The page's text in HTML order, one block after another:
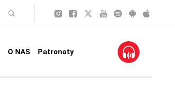
O NAS Patronaty